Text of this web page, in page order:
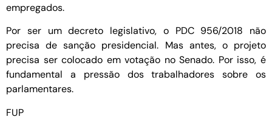
empregados.
Por ser um decreto legislativo, o PDC 956/2018 não
precisa de sanção presidencial. Mas antes, o projeto
precisa ser colocado em votação no Senado. Por isso, é
fundamental a pressão dos trabalhadores sobre os
parlamentares.
FUP